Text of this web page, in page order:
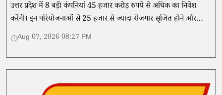
उत्तर प्रदेश में 8 बड़ी कंपनियां 45 हजार करोड़ रुपये से अधिक का निवेश
करेंगी। इन परियोजनाओं से 25 हजार से ज्यादा रोजगार सृजित होने और
औद्योगिक विकास को गति मिलने की उम्मीद है।
Aug 07, 2026 08:27 PM